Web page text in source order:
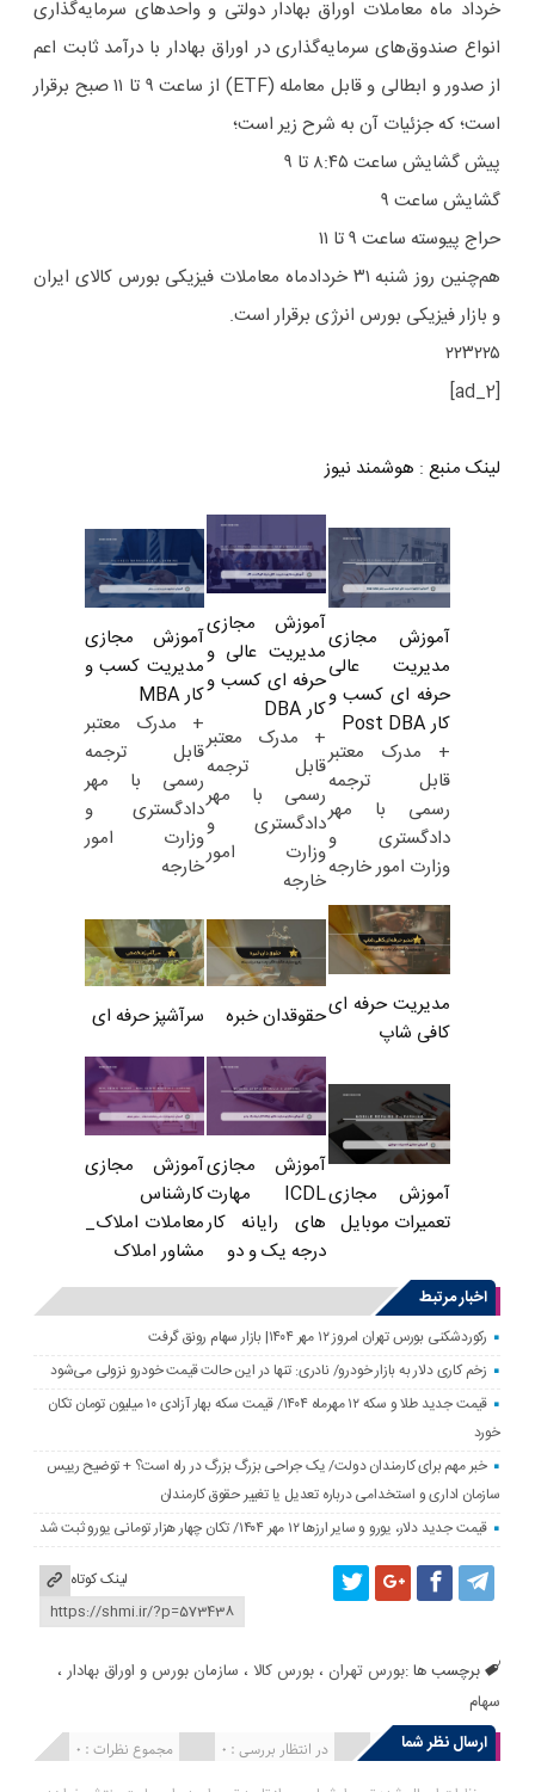
خرداد ماه معاملات اوراق بهادار دولتی و واحدهای سرمایه‌گذاری
انواع صندوق‌های سرمایه‌گذاری در اوراق بهادار با درآمد ثابت اعم
از صدور و ابطالی و قابل معامله (ETF) از ساعت ۹ تا ۱۱ صبح برقرار
است؛ که جزئیات آن به شرح زیر است؛
پیش گشایش ساعت ۸:۴۵ تا ۹
گشایش ساعت ۹
حراج پیوسته ساعت ۹ تا ۱۱
هم‌چنین روز شنبه ۳۱ خردادماه معاملات فیزیکی بورس کالای ایران
و بازار فیزیکی بورس انرژی برقرار است.
۲۲۳۲۲۵
[ad_2]
لینک منبع : هوشمند نیوز
آموزش مجازی
مدیریت عالی
حرفه ای کسب و
کار Post DBA
+ مدرک معتبر
قابل ترجمه
رسمی با مهر
دادگستری و
وزارت امور خارجه
آموزش مجازی
مدیریت عالی و
حرفه ای کسب و
کار DBA
+ مدرک معتبر
قابل ترجمه
رسمی با مهر
دادگستری و
وزارت امور
خارجه
آموزش مجازی
مدیریت کسب و
کار MBA
+ مدرک معتبر
قابل ترجمه
رسمی با مهر
دادگستری و
وزارت امور
خارجه
مدیریت حرفه ای
کافی شاپ
حقوقدان خبره سرآشپز حرفه ای
آموزش مجازی
تعمیرات موبایل
آموزش مجازی
ICDL مهارت
های رایانه کار
درجه یک و دو
آموزش مجازی
کارشناس
معاملات املاک_
مشاور املاک
اخبار مرتبط
رکوردشکنی بورس تهران امروز ۱۲ مهر ۱۴۰۴| بازار سهام رونق گرفت
زخم کاری دلار به بازار خودرو/ نادری: تنها در این حالت قیمت خودرو نزولی می‌شود
قیمت جدید طلا و سکه ۱۲ مهرماه ۱۴۰۴/ قیمت سکه بهار آزادی ۱۰ میلیون تومان تکان
خورد
خبر مهم برای کارمندان دولت/ یک جراحی بزرگ بزرگ در راه است؟ + توضیح رییس
سازمان اداری و استخدامی درباره تعدیل یا تغییر حقوق کارمندان
قیمت جدید دلار، یورو و سایر ارزها ۱۲ مهر ۱۴۰۴/ تکان چهار هزار تومانی یورو ثبت شد
لینک کوتاه
برچسب ها :بورس تهران ،بورس کالا ، سازمان بورس و اوراق بهادار ،
سهام
ارسال نظر شما
مجموع نظرات : 0 در انتظار بررسی : 0 انتشار یافته : 0